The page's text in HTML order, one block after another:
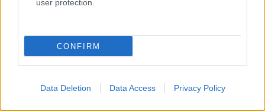
user protection.
CONFIRM
Data Deletion Data Access Privacy Policy
Mario Malu